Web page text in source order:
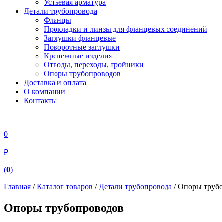
Устьевая арматура
Детали трубопровода
Фланцы
Прокладки и линзы для фланцевых соединений
Заглушки фланцевые
Поворотные заглушки
Крепежные изделия
Отводы, переходы, тройники
Опоры трубопроводов
Доставка и оплата
О компании
Контакты
0
₽
(0)
Главная /Каталог товаров / Детали трубопровода / Опоры
Опоры трубопроводов